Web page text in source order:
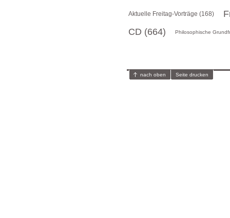
Aktuelle Freitag-Vorträge (168)
CD (664)
Philosophische
nach oben Seite drucken